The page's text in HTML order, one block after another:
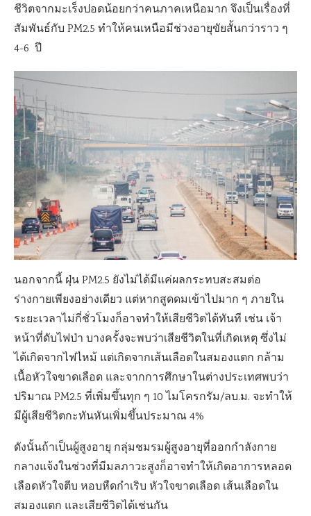
ชีวิตจากมะเร็งปอดน้อยกว่าคนภาคเหนือมาก จึงเป็นเรื่องที่
สัมพันธ์กับ PM2.5 ทำให้คนเหนือมีช่วงอายุขัยสั้นกว่าราว ๆ
4-6 ปี
นอกจากนี้ ฝุ่น PM2.5 ยังไม่ได้มีแค่ผลกระทบสะสมต่อ
ร่างกายเพียงอย่างเดียว แต่หากสูดดมเข้าไปมาก ๆ ภายใน
ระยะเวลาไม่กี่ชั่วโมงก็อาจทำให้เสียชีวิตได้ทันที เช่น เจ้า
หน้าที่ดับไฟป่า บางครั้งจะพบว่าเสียชีวิตในที่เกิดเหตุ ซึ่งไม่
ได้เกิดจากไฟไหม้ แต่เกิดจากเส้นเลือดในสมองแตก กล้าม
เนื้อหัวใจขาดเลือด และจากการศึกษาในต่างประเทศพบว่า
ปริมาณ PM2.5 ที่เพิ่มขึ้นทุก ๆ 10 ไมโครกรัม/ลบ.ม. จะทำให้
มีผู้เสียชีวิตกะทันหันเพิ่มขึ้นประมาณ 4%
ดังนั้นถ้าเป็นผู้สูงอายุ กลุ่มชมรมผู้สูงอายุที่ออกกำลังกาย
กลางแจ้งในช่วงที่มีมลภาวะสูงก็อาจทำให้เกิดอาการหลอด
เลือดหัวใจตีบ หอบหืดกำเริบ หัวใจขาดเลือด เส้นเลือดใน
สมองแตก และเสียชีวิตได้เช่นกัน